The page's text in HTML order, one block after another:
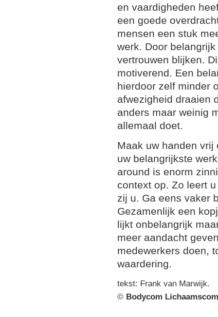
en vaardigheden
een goede
mensen een stuk
werk. Door
vertrouwen blijken.
motiverend. Een
hierdoor zelf minder
afwezigheid draaien
anders maar weinig
allemaal doet.
Maak uw handen
uw belangrijkste
around is enorm
context op. Zo leert
zij u. Ga eens vaker
Gezamenlijk een
lijkt onbelangrijk
meer aandacht
medewerkers doen,
waardering.
tekst: Frank van Marwijk.
© Bodycom